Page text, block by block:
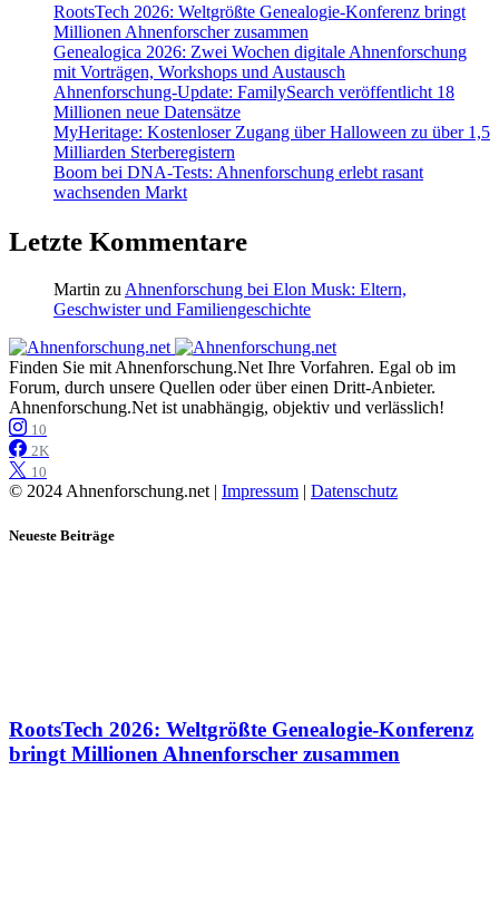
RootsTech 2026: Weltgrößte Genealogie-Konferenz bringt
Millionen Ahnenforscher zusammen
Genealogica 2026: Zwei Wochen digitale Ahnenforschung
mit Vorträgen, Workshops und Austausch
Ahnenforschung-Update: FamilySearch veröffentlicht 18
Millionen neue Datensätze
MyHeritage: Kostenloser Zugang über Halloween zu über 1,5
Milliarden Sterberegistern
Boom bei DNA-Tests: Ahnenforschung erlebt rasant
wachsenden Markt
Letzte Kommentare
Martin zuAhnenforschung bei Elon Musk: Eltern,
Geschwister und Familiengeschichte
Finden Sie mit Ahnenforschung.Net Ihre Vorfahren. Egal ob im
Forum, durch unsere Quellen oder über einen Dritt-Anbieter.
Ahnenforschung.Net ist unabhängig, objektiv und verlässlich!
10
2K
10
© 2024 Ahnenforschung.net | Impressum Datenschutz
Neueste Beiträge
RootsTech 2026: Weltgrößte Genealogie-Konferenz
bringt Millionen Ahnenforscher zusammen